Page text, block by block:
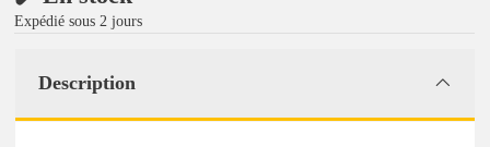
Expédié sous 2 jours
Description